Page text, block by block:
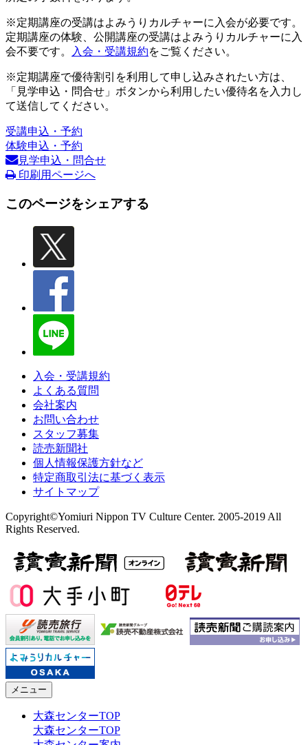
※定期講座の受講はよみうりカルチャーに入会が必要です。
定期講座の体験、公開講座の受講はよみうりカルチャーに入
会不要です。
入会・受講規約をご覧ください。
※定期講座で優待割引を利用して申し込みされたい方は、
「見学申込・問合せ」ボタンから利用したい優待名を入力し
て送信してください。
受講申込・予約
体験申込・予約
見学申込・問合せ
印刷用ページへ
このページをシェアする
入会・受講規約
よくある質問
会社案内
お問い合わせ
スタッフ募集
読売新聞社
個人情報保護方針など
特定商取引法に基づく表示
サイトマップ
Copyright©Yomiuri Nippon TV Culture Center. 2005-2019 All
Rights Reserved.
メニュー
大森センターTOP
大森センターTOP